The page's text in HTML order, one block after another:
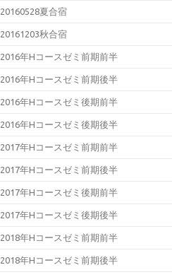
20160528夏合宿
20161203秋合宿
2016年Hコースゼミ前期前半
2016年Hコースゼミ前期後半
2016年Hコースゼミ後期前半
2016年Hコースゼミ後期後半
2017年Hコースゼミ前期前半
2017年Hコースゼミ前期後半
2017年Hコースゼミ後期前半
2017年Hコースゼミ後期後半
2018年Hコースゼミ前期前半
2018年Hコースゼミ前期後半